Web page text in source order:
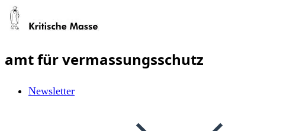
Zum
springen
amt für vermassungsschutz
Newsletter